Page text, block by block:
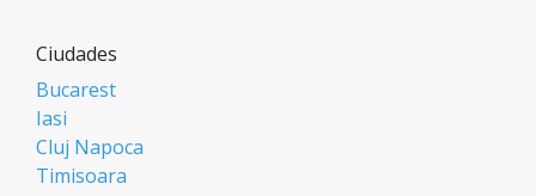
Ciudades
Bucarest
Iasi
Cluj Napoca
Timisoara